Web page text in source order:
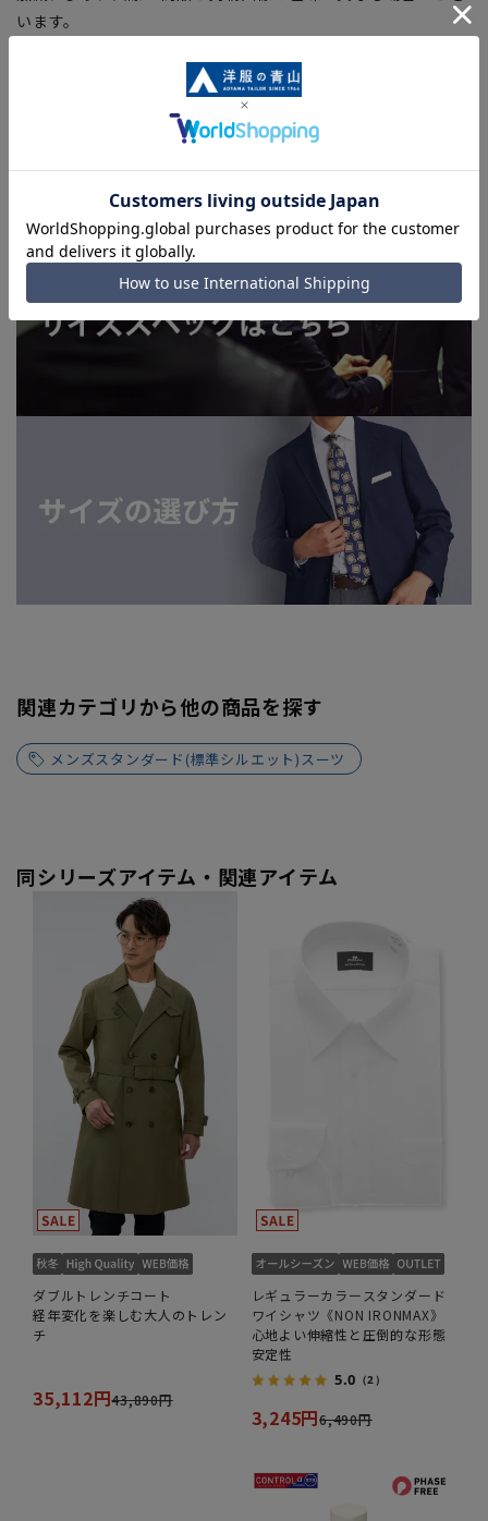
います。
上、ご注文いただいたタイミングにより欠品が発生し、ご注文
を完了できない場合がございます。予めご了承ください。
■お急ぎ発送のご注文につきましても、ご注文のタイミングに
関連カテゴリから他の商品を探す
メンズスタンダード(標準シルエット)スーツ
同シリーズアイテム・関連アイテム
ダブルトレンチコート
経年変化を楽しむ大人のトレン
チ
35,112円43,890円
レギュラーカラースタンダード
ワイシャツ《NON IRONMAX》
心地よい伸縮性と圧倒的な形態
安定性
5.0 （2）
3,245円6,490円